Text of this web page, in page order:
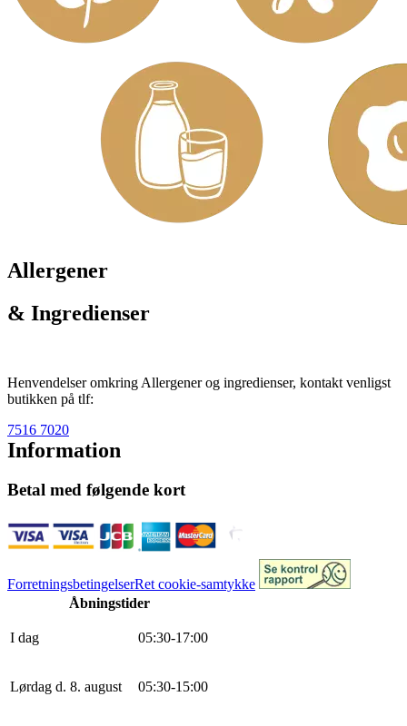
Allergener
& Ingredienser
Henvendelser omkring Allergener og ingredienser, kontakt venligst
butikken på tlf:
7516 7020
Information
Betal med følgende kort
ForretningsbetingelserRet cookie-samtykke
Åbningstider
I dag 05:30-17:00
Lørdag d. 8. august 05:30-15:00